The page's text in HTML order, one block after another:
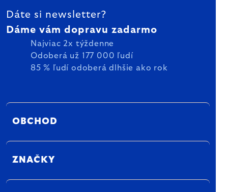
Dáte si newsletter?
Dáme vám dopravu zadarmo
Najviac 2x týždenne
Odoberá už 177 000 ľudí
85 % ľudí odoberá dlhšie ako rok
OBCHOD
ZNAČKY